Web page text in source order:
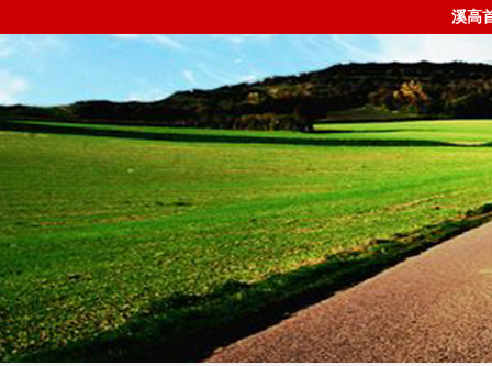
溪高